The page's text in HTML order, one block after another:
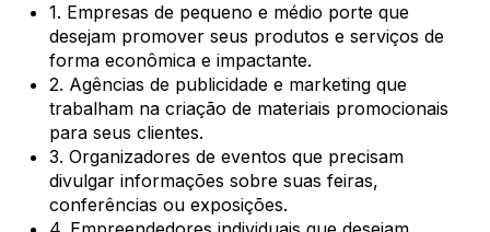
1. Empresas de pequeno e médio porte que
desejam promover seus produtos e serviços de
forma econômica e impactante.
2. Agências de publicidade e marketing que
trabalham na criação de materiais promocionais
para seus clientes.
3. Organizadores de eventos que precisam
divulgar informações sobre suas feiras,
conferências ou exposições.